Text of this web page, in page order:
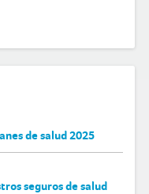
de salud 2025
seguros de salud